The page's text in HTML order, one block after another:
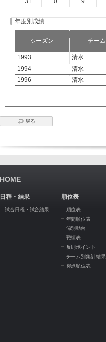
31
0 9
年度別成績
シーズン チーム
1993
清水
1994
清水
1996
清水
戻る
HOME
日程・結果
試合日程・試合結果
順位表
順位表
年間順位表
節別動向
戦績表
反則ポイント
チーム別集計結果
得点順位表